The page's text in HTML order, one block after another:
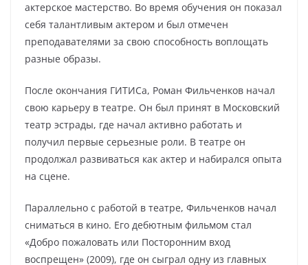
актерское мастерство. Во время обучения он показал
себя талантливым актером и был отмечен
преподавателями за свою способность воплощать
разные образы.
После окончания ГИТИСа, Роман Фильченков начал
свою карьеру в театре. Он был принят в Московский
театр эстрады, где начал активно работать и
получил первые серьезные роли. В театре он
продолжал развиваться как актер и набирался опыта
на сцене.
Параллельно с работой в театре, Фильченков начал
сниматься в кино. Его дебютным фильмом стал
«Добро пожаловать или Посторонним вход
воспрещен» (2009), где он сыграл одну из главных